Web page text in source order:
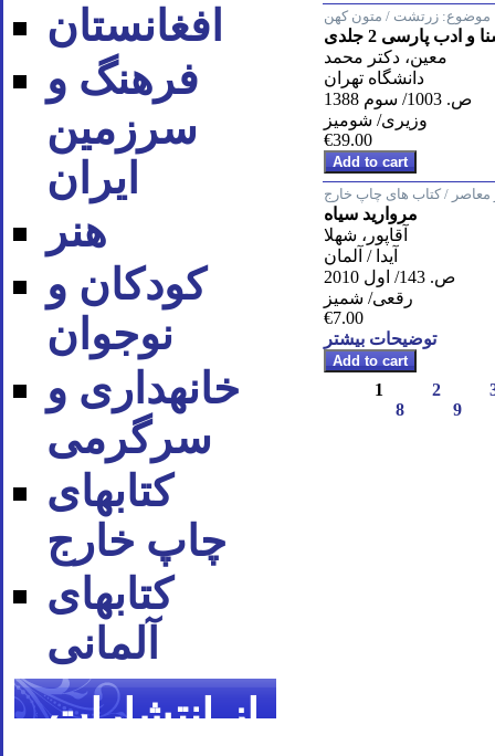
افغانستان
فرهنگ و
سرزمین
ایران
هنر
کودکان و
نوجوان
خانه‪داری و
سرگرمی
کتاب‪های
چاپ خارج
کتاب‪های
آلمانی
از انتشارات
موضوع: زرتشت / متون کهن
و ادب پارسی 2 جلدی
معین، دکتر محمد
دانشگاه تهران
ص. 1003/ سوم 1388
وزیری/ شومیز
€39.00
/ کتاب های چاپ خارج
مروارید سیاه
آقاپور، شهلا
آیدا / آلمان
ص. 143/ اول 2010
رقعی/ شمیز
€7.00
توضیحات بیشتر
1 2
8
9